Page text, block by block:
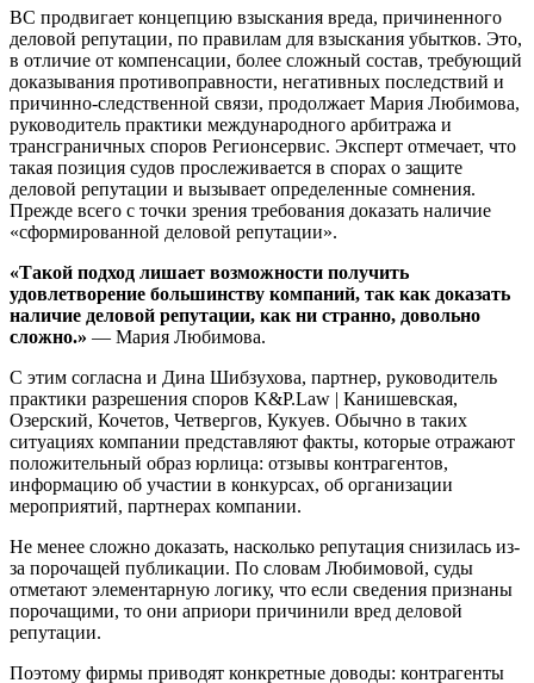
ВС продвигает концепцию взыскания вреда, причиненного
деловой репутации, по правилам для взыскания убытков. Это,
в отличие от компенсации, более сложный состав, требующий
доказывания противоправности, негативных последствий и
причинно-следственной связи, продолжает Мария Любимова,
руководитель практики международного арбитража и
трансграничных споров Регионсервис. Эксперт отмечает, что
такая позиция судов прослеживается в спорах о защите
деловой репутации и вызывает определенные сомнения.
Прежде всего с точки зрения требования доказать наличие
«сформированной деловой репутации».
«Такой подход лишает возможности получить
удовлетворение большинству компаний, так как доказать
наличие деловой репутации, как ни странно, довольно
сложно.» — Мария Любимова.
С этим согласна и Дина Шибзухова, партнер, руководитель
практики разрешения споров K&P.Law | Канишевская,
Озерский, Кочетов, Четвергов, Кукуев. Обычно в таких
ситуациях компании представляют факты, которые отражают
положительный образ юрлица: отзывы контрагентов,
информацию об участии в конкурсах, об организации
мероприятий, партнерах компании.
Не менее сложно доказать, насколько репутация снизилась из-
за порочащей публикации. По словам Любимовой, суды
отметают элементарную логику, что если сведения признаны
порочащими, то они априори причинили вред деловой
репутации.
Поэтому фирмы приводят конкретные доводы: контрагенты